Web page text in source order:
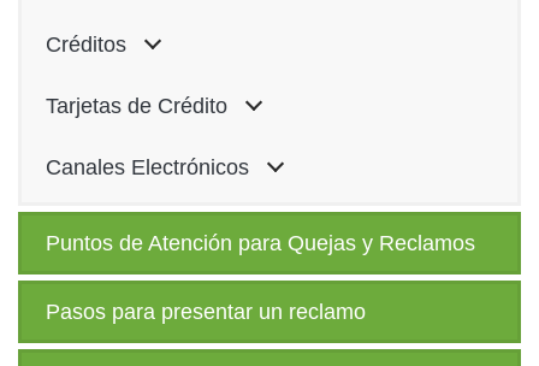
Créditos
Tarjetas de Crédito
Canales Electrónicos
Puntos de Atención para Quejas y Reclamos
Pasos para presentar un reclamo